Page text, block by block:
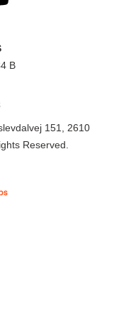
B
151, 2610
Reserved.